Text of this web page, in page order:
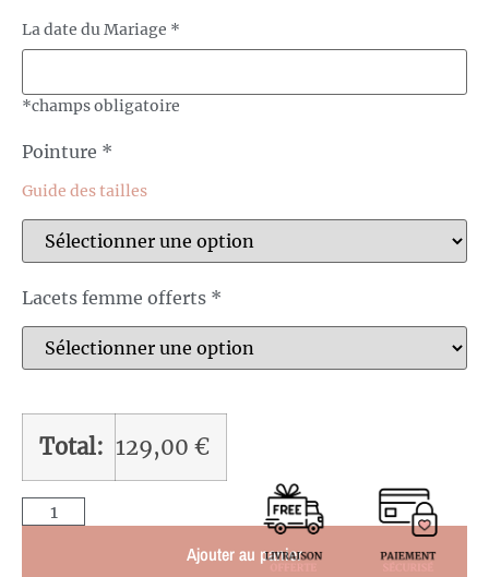
La date du Mariage *
*champs obligatoire
Pointure *
Guide des tailles
Lacets femme offerts *
Total: 129,00 €
Ajouter au panier